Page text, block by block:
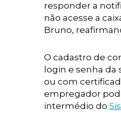
responder a
não acesse a
Bruno,
O cadastro de
login e senha da
ou com
empregador
intermédio do